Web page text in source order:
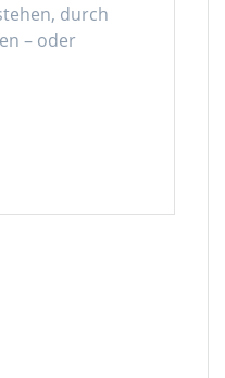
durch
– oder